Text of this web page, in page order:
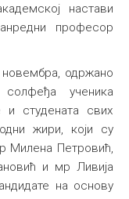
настави
професор
одржано
ученика
студената свих
жири, који су
Милена Петровић,
и мр Ливија
на основу